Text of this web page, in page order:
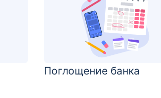
Поглощение банка